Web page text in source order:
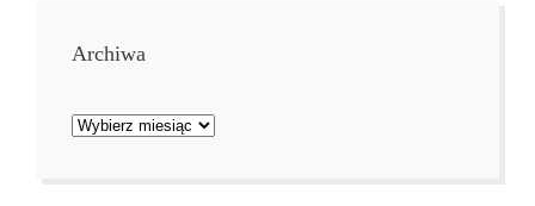
Archiwa
Archiwa